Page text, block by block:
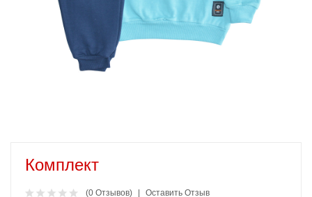
Комплект
(0 Отзывов) Оставить Отзыв